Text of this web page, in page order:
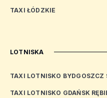
TAXI ŁÓDZKIE
LOTNISKA
TAXI LOTNISKO BYDGOSZCZ
TAXI LOTNISKO GDAŃSK